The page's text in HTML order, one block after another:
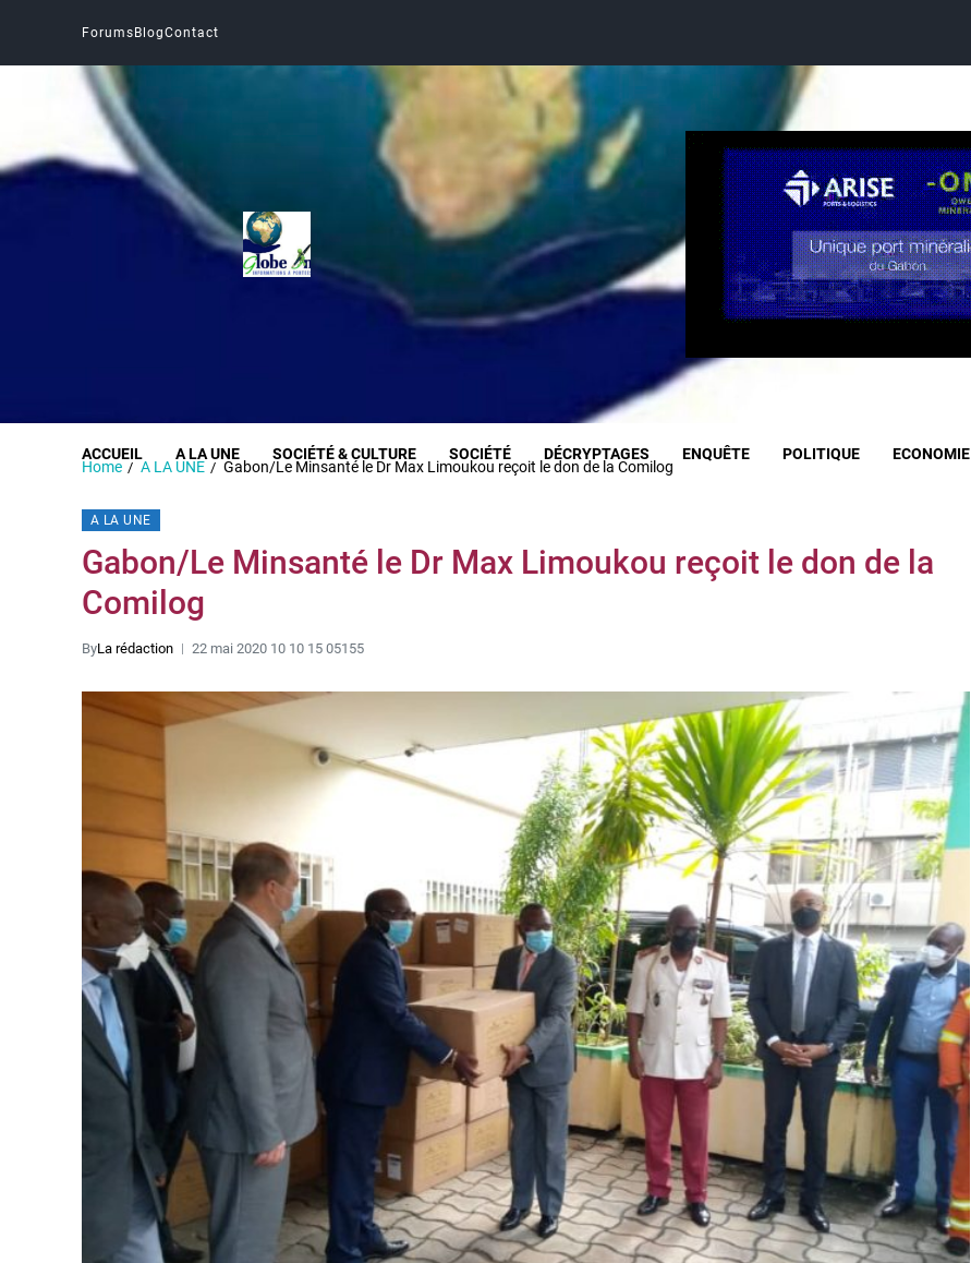
Forums BlogContact
ACCUEIL A LA UNE SOCIÉTÉ & CULTURE SOCIÉTÉ DÉCRYPTAGES ENQUÊTE POLITIQUE ECONOMIE
Home A LA UNE Gabon/Le Minsanté le Dr Max Limoukou reçoit le don de la Comilog
A LA UNE
Gabon/Le Minsanté le Dr Max Limoukou reçoit le don de la
Comilog
ByLa rédaction 22 mai 2020 10 10 15 05155